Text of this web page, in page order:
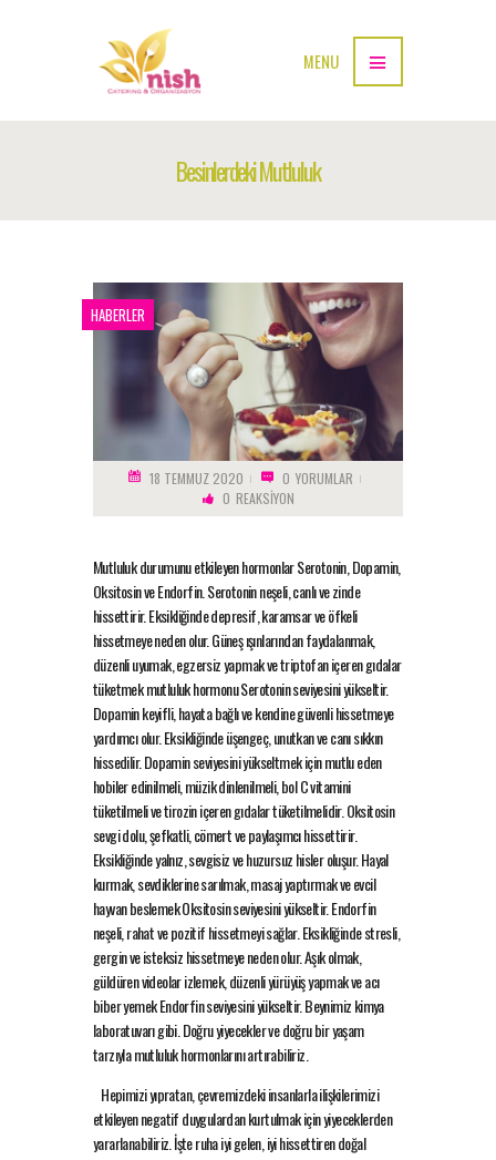
MENU
Besinlerdeki Mutluluk
HABERLER
18 TEMMUZ 2020 0 YORUMLAR
0 REAKSIYON
Mutluluk durumunu etkileyen hormonlar Serotonin, Dopamin,
Oksitosin ve Endorfin. Serotonin neşeli, canlı ve zinde
hissettirir. Eksikliğinde depresif, karamsar ve öfkeli
hissetmeye neden olur. Güneş ışınlarından faydalanmak,
düzenli uyumak, egzersiz yapmak ve triptofan içeren gıdalar
tüketmek mutluluk hormonu Serotonin seviyesini yükseltir.
Dopamin keyifli, hayata bağlı ve kendine güvenli hissetmeye
yardımcı olur. Eksikliğinde üşengeç, unutkan ve canı sıkkın
hissedilir. Dopamin seviyesini yükseltmek için mutlu eden
hobiler edinilmeli, müzik dinlenilmeli, bol C vitamini
tüketilmeli ve tirozin içeren gıdalar tüketilmelidir. Oksitosin
sevgi dolu, şefkatli, cömert ve paylaşımcı hissettirir.
Eksikliğinde yalnız, sevgisiz ve huzursuz hisler oluşur. Hayal
kurmak, sevdiklerine sarılmak, masaj yaptırmak ve evcil
hayvan beslemek Oksitosin seviyesini yükseltir. Endorfin
neşeli, rahat ve pozitif hissetmeyi sağlar. Eksikliğinde stresli,
gergin ve isteksiz hissetmeye neden olur. Aşık olmak,
güldüren videolar izlemek, düzenli yürüyüş yapmak ve acı
biber yemek Endorfin seviyesini yükseltir. Beynimiz kimya
laboratuvarı gibi. Doğru yiyecekler ve doğru bir yaşam
tarzıyla mutluluk hormonlarını artırabiliriz.
Hepimizi yıpratan, çevremizdeki insanlarla ilişkilerimizi
etkileyen negatif duygulardan kurtulmak için yiyeceklerden
yararlanabiliriz. İşte ruha iyi gelen, iyi hissettiren doğal